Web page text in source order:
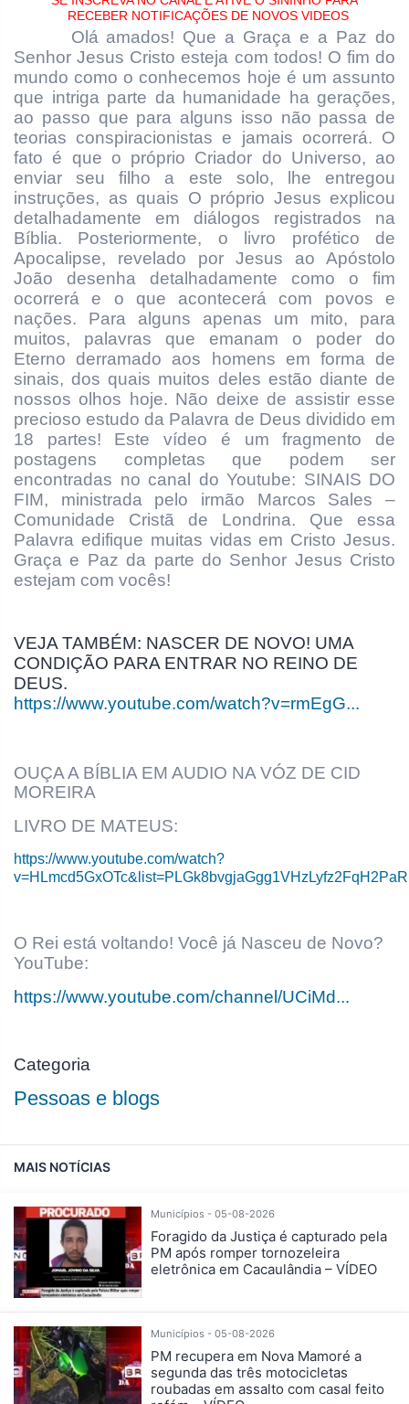
RECEBER NOTIFICAÇÕES DE NOVOS VIDEOS
Olá amados! Que a Graça e a Paz do
Senhor Jesus Cristo esteja com todos! O fim do
mundo como o conhecemos hoje é um assunto
que intriga parte da humanidade ha gerações,
ao passo que para alguns isso não passa de
teorias conspiracionistas e jamais ocorrerá. O
fato é que o próprio Criador do Universo, ao
enviar seu filho a este solo, lhe entregou
instruções, as quais O próprio Jesus explicou
detalhadamente em diálogos registrados na
Bíblia. Posteriormente, o livro profético de
Apocalipse, revelado por Jesus ao Apóstolo
João desenha detalhadamente como o fim
ocorrerá e o que acontecerá com povos e
nações. Para alguns apenas um mito, para
muitos, palavras que emanam o poder do
Eterno derramado aos homens em forma de
sinais, dos quais muitos deles estão diante de
nossos olhos hoje. Não deixe de assistir esse
precioso estudo da Palavra de Deus dividido em
18 partes! Este vídeo é um fragmento de
postagens completas que podem ser
encontradas no canal do Youtube: SINAIS DO
FIM, ministrada pelo irmão Marcos Sales –
Comunidade Cristã de Londrina. Que essa
Palavra edifique muitas vidas em Cristo Jesus.
Graça e Paz da parte do Senhor Jesus Cristo
estejam com vocês!
VEJA TAMBÉM: NASCER DE NOVO! UMA
CONDIÇÃO PARA ENTRAR NO REINO DE
DEUS.
https://www.youtube.com/watch?v=rmEgG...
OUÇA A BÍBLIA EM AUDIO NA VÓZ DE CID
MOREIRA
LIVRO DE MATEUS:
https://www.youtube.com/watch?
O Rei está voltando! Você já Nasceu de Novo?
YouTube:
https://www.youtube.com/channel/UCiMd...
Categoria
Pessoas e blogs
MAIS NOTÍCIAS
Municípios - 05-08-2026
Foragido da Justiça é capturado pela
PM após romper tornozeleira
eletrônica em Cacaulândia – VÍDEO
Municípios - 05-08-2026
PM recupera em Nova Mamoré a
segunda das três motocicletas
roubadas em assalto com casal feito